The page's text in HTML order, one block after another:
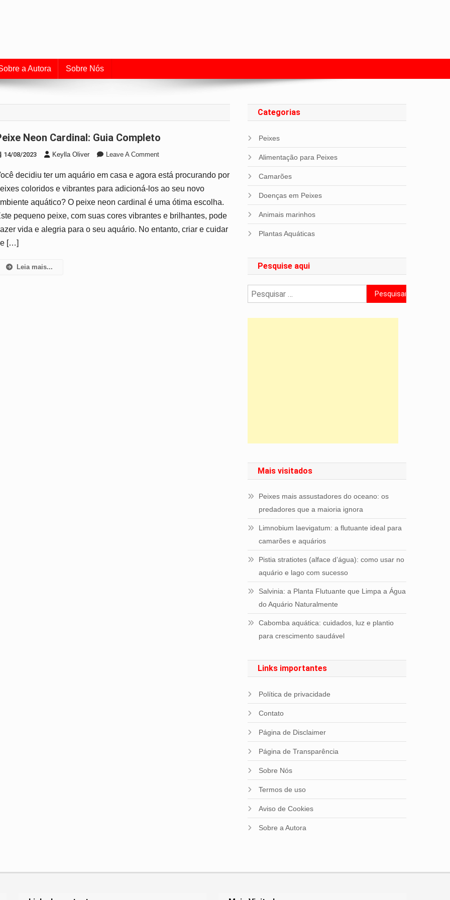
a Autora Sobre Nós
Peixe Neon Cardinal: Guia Completo
14/08/2023 Keylla Oliver Leave A CommentOn
Neon
Cardinal:
decidiu ter um aquário em casa e agora está procurando por
coloridos e vibrantes para adicioná-los ao seu novo
aquático? O peixe neon cardinal é uma ótima escolha.
pequeno peixe, com suas cores vibrantes e brilhantes, pode
vida e alegria para o seu aquário. No entanto, criar e cuidar
[…]
Leia mais...
Categorias
Peixes
Alimentação para Peixes
Camarões
Doenças em Peixes
Animais marinhos
Plantas Aquáticas
Pesquise aqui
Pesquisar
por:
Mais visitados
Peixes mais assustadores do oceano: os
predadores que a maioria ignora
Limnobium laevigatum: a flutuante ideal para
camarões e aquários
Pistia stratiotes (alface d’água): como usar no
aquário e lago com sucesso
Salvinia: a Planta Flutuante que Limpa a Água
do Aquário Naturalmente
Cabomba aquática: cuidados, luz e plantio
para crescimento saudável
Links importantes
Política de privacidade
Contato
Página de Disclaimer
Página de Transparência
Sobre Nós
Termos de uso
Aviso de Cookies
Sobre a Autora